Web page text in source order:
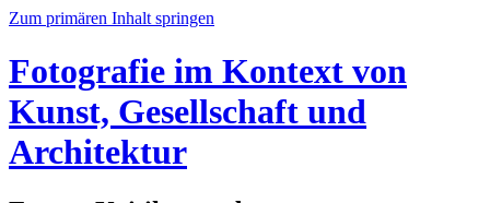
Zum primären Inhalt springen
Fotografie im Kontext von
Kunst, Gesellschaft und
Architektur